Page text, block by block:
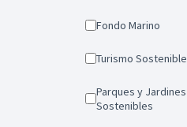
Fondo Marino
Turismo Sostenible
Parques y Jardines
Sostenibles